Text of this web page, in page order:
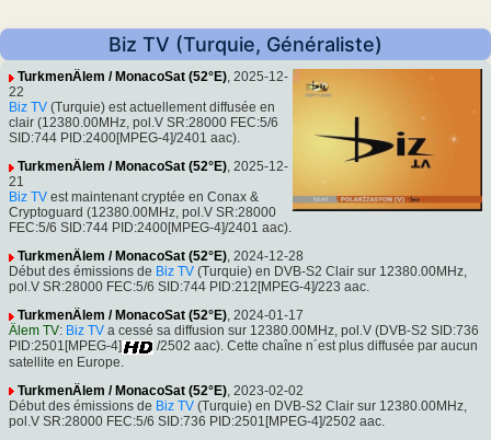
Biz TV (Turquie, Généraliste)
TurkmenÄlem / MonacoSat (52°E), 2025-12-
22
Biz TV (Turquie) est actuellement diffusée en
clair (12380.00MHz, pol.V SR:28000 FEC:5/6
SID:744 PID:2400[MPEG-4]/2401 aac).
TurkmenÄlem / MonacoSat (52°E), 2025-12-
21
Biz TV est maintenant cryptée en Conax &
Cryptoguard (12380.00MHz, pol.V SR:28000
FEC:5/6 SID:744 PID:2400[MPEG-4]/2401 aac).
TurkmenÄlem / MonacoSat (52°E), 2024-12-28
Début des émissions de Biz TV (Turquie) en DVB-S2 Clair sur 12380.00MHz,
pol.V SR:28000 FEC:5/6 SID:744 PID:212[MPEG-4]/223 aac.
TurkmenÄlem / MonacoSat (52°E), 2024-01-17
Älem TV: Biz TV a cessé sa diffusion sur 12380.00MHz, pol.V (DVB-S2 SID:736
PID:2501[MPEG-4]
/2502 aac). Cette chaîne n´est plus diffusée par aucun
satellite en Europe.
TurkmenÄlem / MonacoSat (52°E) , 2023-02-02
Début des émissions de Biz TV (Turquie) en DVB-S2 Clair sur 12380.00MHz,
pol.V SR:28000 FEC:5/6 SID:736 PID:2501[MPEG-4]/2502 aac.